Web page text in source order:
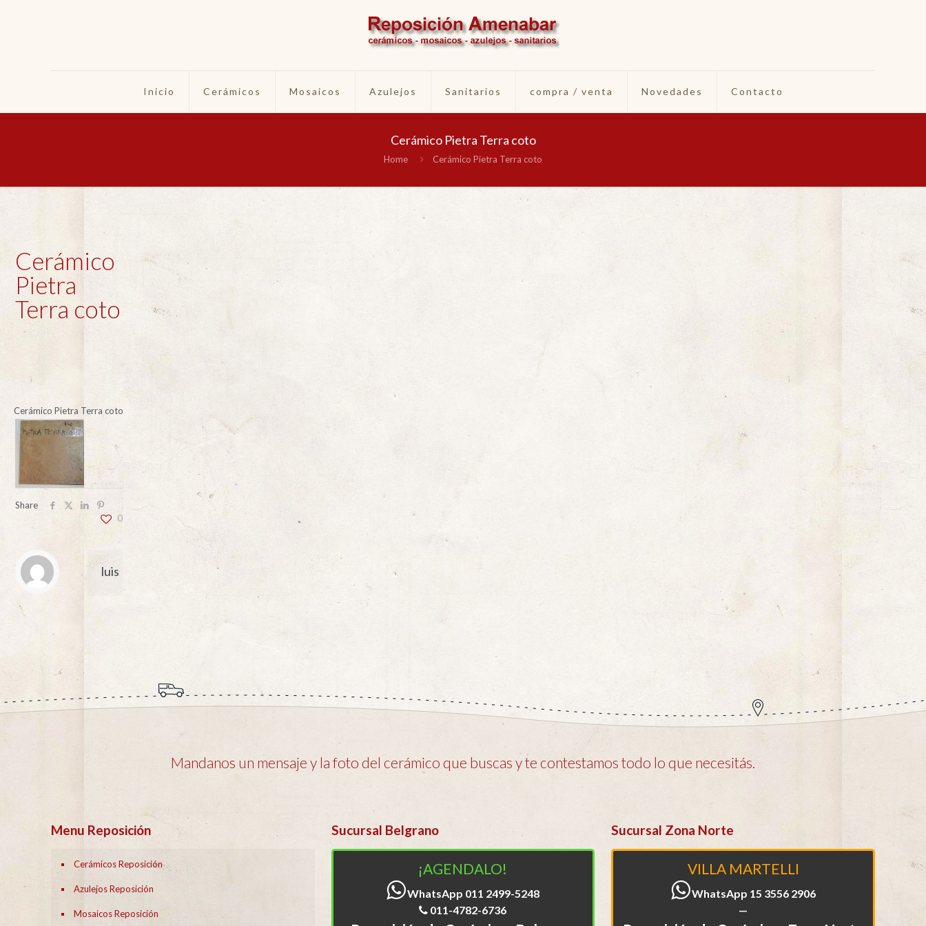
Inicio Cerámicos Mosaicos Azulejos Sanitarios compra / venta Novedades Contacto
Cerámico Pietra Terra coto
Home Cerámico Pietra Terra coto
Cerámico
Pietra
Terra coto
Cerámico Pietra Terra coto
Share
0
luis
Mandanos un mensaje y la foto del cerámico que buscas y te contestamos todo lo que necesitás.
Menu Reposición
Cerámicos Reposición
Azulejos Reposición
Mosaicos Reposición
Sucursal Belgrano
¡AGENDALO!
WhatsApp 011 2499-5248
011-4782-6736
Sucursal Zona Norte
VILLA MARTELLI
WhatsApp 15 3556 2906
—